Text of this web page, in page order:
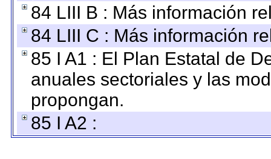
84 LIII B : Más información
84 LIII C : Más información
85 I A1 : El Plan Estatal de
anuales sectoriales y las
propongan.
85 I A2 :